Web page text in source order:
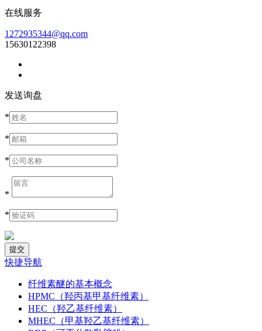
在线服务
1272935344@qq.com
15630122398
发送询盘
*
*
*
*
*
快捷导航
纤维素醚的基本概念
HPMC（羟丙基甲基纤维素）
HEC（羟乙基纤维素）
MHEC（甲基羟乙基纤维素）